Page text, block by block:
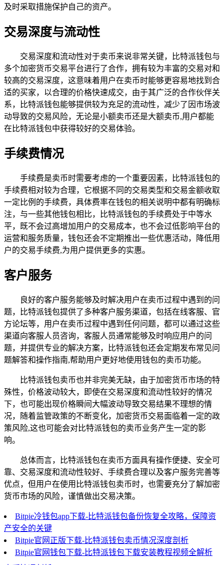
及时采取措施保护自己的资产。
交易深度与流动性
交易深度和流动性对于卖币来说非常关键，比特派钱包与
多个加密货币交易平台进行了合作，拥有较为丰富的交易对和
较高的交易深度，这意味着用户在卖币时能够更容易地找到合
适的买家，以合理的价格快速成交，由于其广泛的合作伙伴关
系，比特派钱包能够提供较为充足的流动性，减少了因市场波
动导致的交易风险，无论是小额卖币还是大额卖币,用户都能
在比特派钱包中获得较好的交易体验。
手续费情况
手续费是卖币时需要考虑的一个重要因素，比特派钱包的
手续费相对较为合理，它根据不同的交易类型和交易金额收取
一定比例的手续费，具体费率在钱包的相关说明中都有明确标
注，与一些其他钱包相比，比特派钱包的手续费处于中等水
平，既不会过高增加用户的交易成本，也不会过低影响平台的
运营和服务质量，钱包还会不定期推出一些优惠活动，降低用
户的交易手续费,为用户提供更多的实惠。
客户服务
良好的客户服务能够及时解决用户在卖币过程中遇到的问
题，比特派钱包提供了多种客户服务渠道，包括在线客服、官
方论坛等，用户在卖币过程中遇到任何问题，都可以通过这些
渠道向客服人员咨询，客服人员通常能够及时响应用户的问
题，并提供专业的解决方案，比特派钱包还会定期发布常见问
题解答和操作指南,帮助用户更好地使用钱包的卖币功能。
比特派钱包卖币也并非完美无缺，由于加密货币市场的特
殊性，价格波动较大，即使在交易深度和流动性较好的情况
下，也可能出现价格瞬间大幅波动导致交易结果不理想的情
况，随着监管政策的不断变化，加密货币交易面临着一定的政
策风险,这也可能会对比特派钱包的卖币业务产生一定的影
响。
总体而言，比特派钱包在卖币方面具有操作便捷、安全可
靠、交易深度和流动性较好、手续费合理以及客户服务完善等
优点，但用户在使用比特派钱包卖币时，也需要充分了解加密
货币市场的风险，谨慎做出交易决策。
Bitpie冷钱包app下载-比特派钱包备份恢复全攻略，保障资
产安全的关键
Bitpie官网正版下载-比特派钱包卖币情况深度剖析
Bitpie官网钱包下载-比特派钱包下载安装教程视频全解析